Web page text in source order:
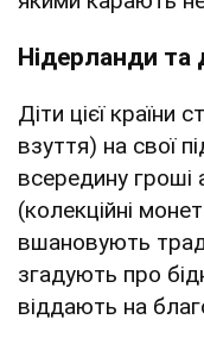
Нідерланди та
Діти цієї країни
взуття) на свої
всередину гроші
(колекційні
вшановують
згадують про
віддають на